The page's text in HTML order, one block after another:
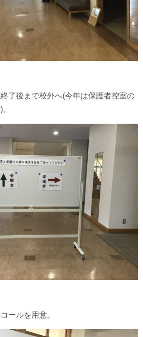
了後まで校外へ(今年は保護者控室の
ールを用意。